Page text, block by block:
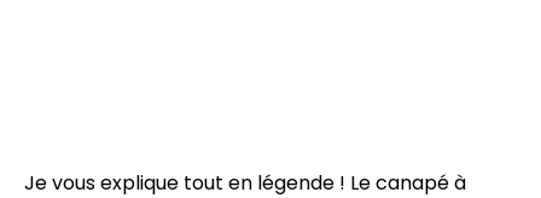
Je vous explique tout en légende ! Le canapé à